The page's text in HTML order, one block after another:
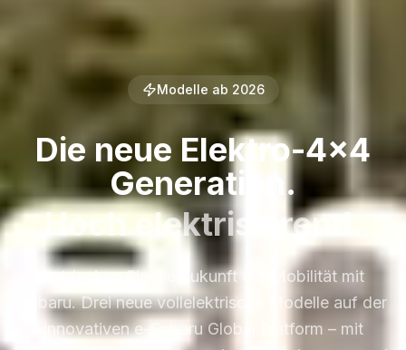
Modelle ab 2026
Die neue Elektro-4x4
Generation.
Hoch elektrisierend.
Entdecken Sie die Zukunft der Mobilität mit
Subaru. Drei neue vollelektrische Modelle auf der
innovativen e-Subaru Global Platform – mit